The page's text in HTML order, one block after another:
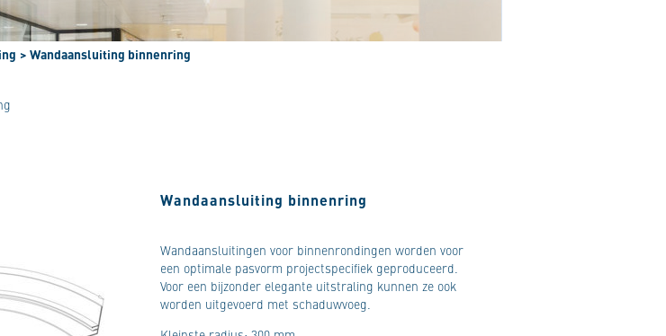
> Wandaansluiting binnenring
Wandaansluiting binnenring
Wandaansluitingen voor binnenrondingen worden voor
een optimale pasvorm projectspecifiek geproduceerd.
Voor een bijzonder elegante uitstraling kunnen ze ook
worden uitgevoerd met schaduwvoeg.